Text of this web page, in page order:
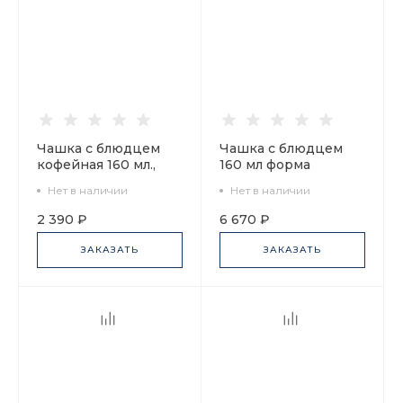
Чашка с блюдцем
кофейная 160 мл.,
рисунок
Посвящение Анне
Андреевне арт.
81.10583.00.1
Нет в наличии
2 390 ₽
ЗАКАЗАТЬ
Чашка с блюдцем
160 мл форма
рисунок Северная
столица арт.
81.15835.00.1
Нет в наличии
6 670 ₽
ЗАКАЗАТЬ